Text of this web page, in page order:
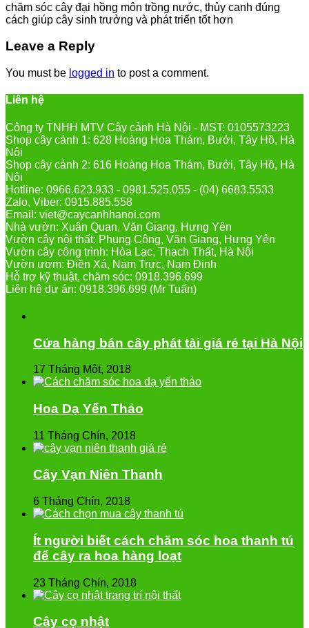
chăm sóc cây đại hồng môn trồng nước, thủy canh đúng
cách giúp cây sinh trưởng và phát triển tốt hơn
Leave a Reply
You must be logged in to post a comment.
Liên hệ
Công ty TNHH MTV Cây cảnh Hà Nội - MST: 0105573223
Shop cây cảnh 1: 628 Hoàng Hoa Thám, Bưởi, Tây Hồ, Hà
Nội
Shop cây cảnh 2: 616 Hoàng Hoa Thám, Bưởi, Tây Hồ, Hà
Nội
Hotline: 0966.623.933 - 0981.525.055 - (04) 6683.5533
Zalo, Viber: 0915.885.558
Email: viet@caycanhhanoi.com
Nhà vườn: Xuân Quan, Văn Giang, Hưng Yên
Vườn cây nội thất: Phụng Công, Văn Giang, Hưng Yên
Vườn cây công trình: Hòa Lạc, Thạch Thất, Hà Nội
Vườn ươm: Điền Xá, Nam Trực, Nam Định
Hỗ trợ kỹ thuật, chăm sóc: 0918.396.699
Liên hệ dự án: 0918.396.699 (Mr Tuấn)
Cửa hàng bán cây phát tài giá rẻ tại Hà Nội
17 Tháng Một, 2018
Hoa Dạ Yến Thảo
11 Tháng Chín, 2018
Cây Vạn Niên Thanh
6 Tháng Chín, 2018
Ít người biết cách chăm sóc hoa thanh tú
để cây ra hoa hàng loạt
23 Tháng Chín, 2018
Cây cọ nhật